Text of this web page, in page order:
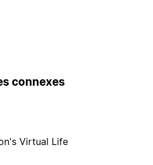
connexes
Virtual Life